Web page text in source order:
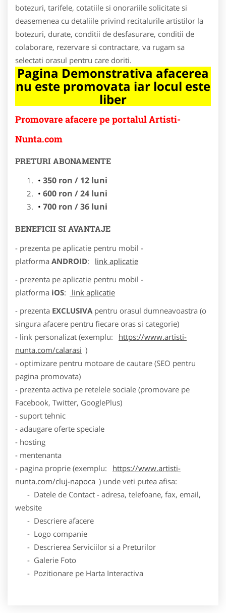
botezuri, tarifele, cotatiile si onorariile solicitate si
deasemenea cu detaliile privind recitalurile artistilor la
botezuri, durate, conditii de desfasurare, conditii de
colaborare, rezervare si contractare, va rugam sa
selectati orasul pentru care doriti.
Pagina Demonstrativa afacerea
nu este promovata iar locul este
liber
Promovare afacere pe portalul Artisti-
Nunta.com
PRETURI ABONAMENTE
350 ron / 12 luni
600 ron / 24 luni
700 ron / 36 luni
BENEFICII SI AVANTAJE
- prezenta pe aplicatie pentru mobil -
platforma ANDROID:
link aplicatie
- prezenta pe aplicatie pentru mobil -
platforma iOS:
link aplicatie
- prezenta EXCLUSIVA pentru orasul dumneavoastra (o
singura afacere pentru fiecare oras si categorie)
- link personalizat (exemplu:
https://www.artisti-
nunta.com/calarasi )
- optimizare pentru motoare de cautare (SEO pentru
pagina promovata)
- prezenta activa pe retelele sociale (promovare pe
Facebook, Twitter, GooglePlus)
- suport tehnic
- adaugare oferte speciale
- hosting
- mentenanta
- pagina proprie (exemplu:
https://www.artisti-
nunta.com/cluj-napoca ) unde veti putea afisa:
- Datele de Contact - adresa, telefoane, fax, email,
website
- Descriere afacere
- Logo companie
- Descrierea Serviciilor si a Preturilor
- Galerie Foto
- Pozitionare pe Harta Interactiva